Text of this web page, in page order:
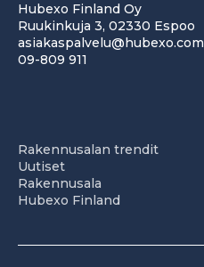
Hubexo Finland Oy
Ruukinkuja 3, 02330 Espoo
asiakaspalvelu@hubexo.com
09-809 911
Rakennusalan trendit
Uutiset
Rakennusala
Hubexo Finland